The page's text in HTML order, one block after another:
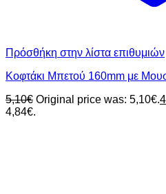
Πρόσθήκη στην λίστα επιθυμιών
Κοφτάκι Μπετού 160mm με
5,10€ Original price was: 5,10€.
4,84€.